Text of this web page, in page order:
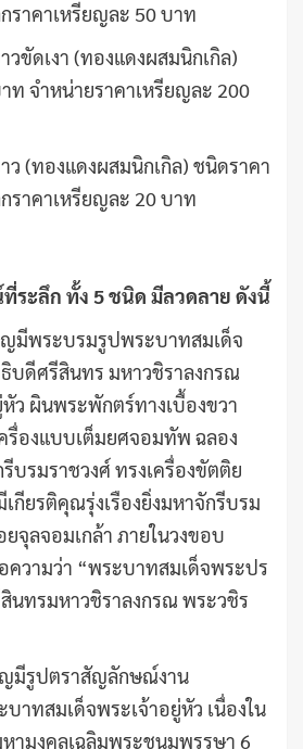
ราคาเหรียญละ 50 บาท
วขัดเงา (ทองแดงผสมนิกเกิล)
ท จำหน่ายราคาเหรียญละ 200
ว (ทองแดงผสมนิกเกิล) ชนิดราคา
ราคาเหรียญละ 20 บาท
ระลึก ทั้ง 5 ชนิด มีลวดลาย ดังนี้
ญมีพระบรมรูปพระบาทสมเด็จ
บดีศรีสินทร มหาวชิราลงกรณ
หัว ผินพระพักตร์ทางเบื้องขวา
รื่องแบบเต็มยศจอมทัพ ฉลอง
บรมราชวงศ์ ทรงเครื่องขัตติย
กียรติคุณรุ่งเรืองยิ่งมหาจักรีบรม
จุลจอมเกล้า ภายในวงขอบ
ความว่า “พระบาทสมเด็จพระปร
นทรมหาวชิราลงกรณ พระวชิร
ญมีรูปตราสัญลักษณ์งาน
บาทสมเด็จพระเจ้าอยู่หัว เนื่องใน
ามงคลเฉลิมพระชนมพรรษา 6